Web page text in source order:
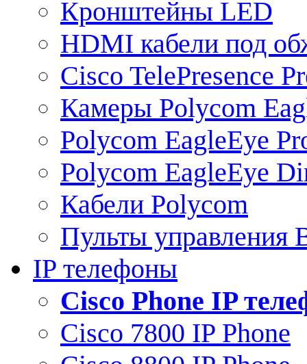
Кронштейны LED
HDMI кабели под
Cisco TelePresence
Камеры Polycom
Polycom EagleEye
Polycom EagleEye
Кабели Polycom
Пульты управления
IP телефоны
Сisco Phone IP
Cisco 7800 IP Phone